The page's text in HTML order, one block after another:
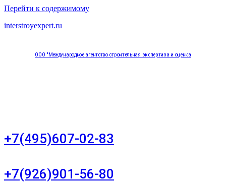
Перейти к содержимому
interstroyexpert.ru
ООО "Международное агентство строительная экспертиза и оценка
+7(495)607-02-83
+7(926)901-56-80